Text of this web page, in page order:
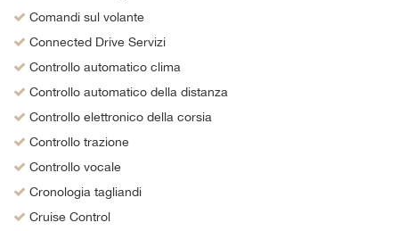
Comandi sul volante
Connected Drive Servizi
Controllo automatico clima
Controllo automatico della distanza
Controllo elettronico della corsia
Controllo trazione
Controllo vocale
Cronologia tagliandi
Cruise Control